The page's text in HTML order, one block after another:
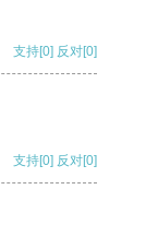
支持[0] 反对[0]
支持[0] 反对[0]